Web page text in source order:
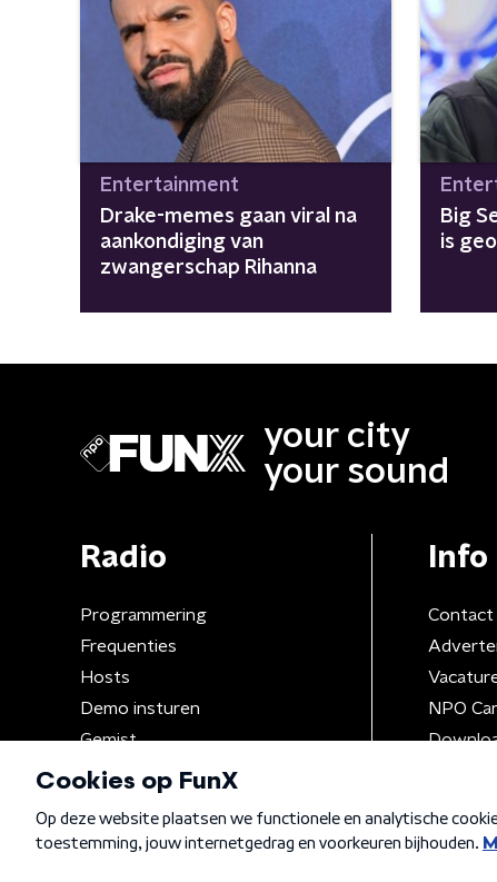
Entertainment
Drake-memes gaan viral na
aankondiging van
zwangerschap Rihanna
Big
is
your city
your sound
Radio
Programmering
Frequenties
Hosts
Demo insturen
Gemist
Info
Contact
NPO
Algemene voorwaarden Privacybeleid